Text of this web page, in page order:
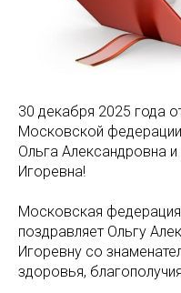
30 декабря 2025 года
Московской
Ольга Александровна
Игоревна!
Московская
поздравляет Ольгу
Игоревну со
здоровья,